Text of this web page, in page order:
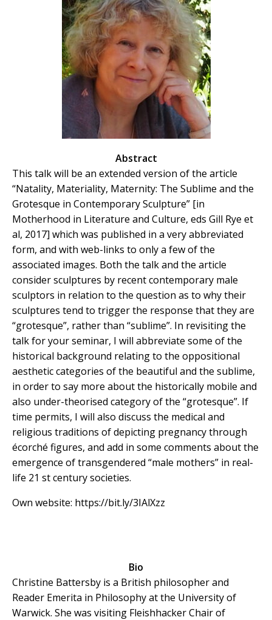
Abstract
This talk will be an extended version of the article
“Natality, Materiality, Maternity: The Sublime and the
Grotesque in Contemporary Sculpture” [in
Motherhood in Literature and Culture, eds Gill Rye et
al, 2017] which was published in a very abbreviated
form, and with web-links to only a few of the
associated images. Both the talk and the article
consider sculptures by recent contemporary male
sculptors in relation to the question as to why their
sculptures tend to trigger the response that they are
“grotesque”, rather than “sublime”. In revisiting the
talk for your seminar, I will abbreviate some of the
historical background relating to the oppositional
aesthetic categories of the beautiful and the sublime,
in order to say more about the historically mobile and
also under-theorised category of the “grotesque”. If
time permits, I will also discuss the medical and
religious traditions of depicting pregnancy through
écorché figures, and add in some comments about the
emergence of transgendered “male mothers” in real-
life 21 st century societies.
Own website: https://bit.ly/3IAlXzz
Bio
Christine Battersby is a British philosopher and
Reader Emerita in Philosophy at the University of
Warwick. She was visiting Fleishhacker Chair of